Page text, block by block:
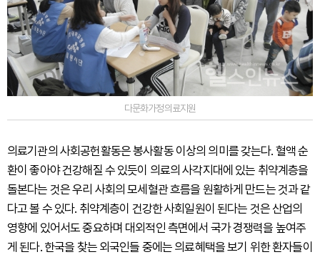
다문화가정의료지원
의료기관의 사회공헌활동은 봉사활동 이상의 의미를 갖는다. 혈액 순
환이 좋아야 건강해질 수 있듯이 의료의 사각지대에 있는 취약계층을
돌본다는 것은 우리 사회의 모세혈관 흐름을 원활하게 만드는 것과 같
다고 볼 수 있다. 취약계층이 건강한 사회일원이 된다는 것은 산업의
영향에 있어서도 중요하며 대외적인 측면에서 국가 경쟁력을 높여주
게 된다. 한국을 찾는 외국인들 중에는 의료혜택을 보기 위한 환자들이